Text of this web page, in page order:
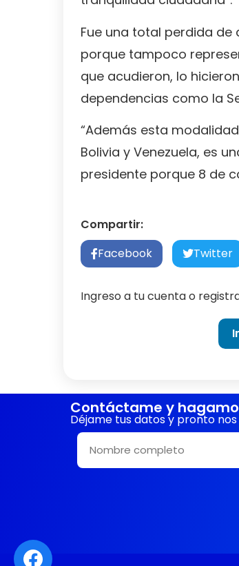
Fue una total perdida
porque tampoco
que acudieron, lo
dependencias como la
“Además esta
Bolivia y Venezuela, es
presidente porque 8 de
Compartir:
Facebook
Twitter
Ingreso a tu cuenta o
Contáctame y
Déjame tus datos y pronto